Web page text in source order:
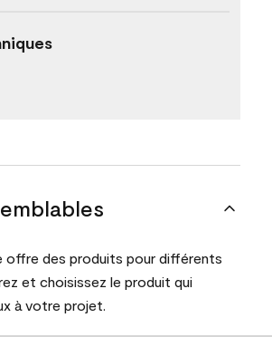
offre des produits pour différents
et choisissez le produit qui
à votre projet.